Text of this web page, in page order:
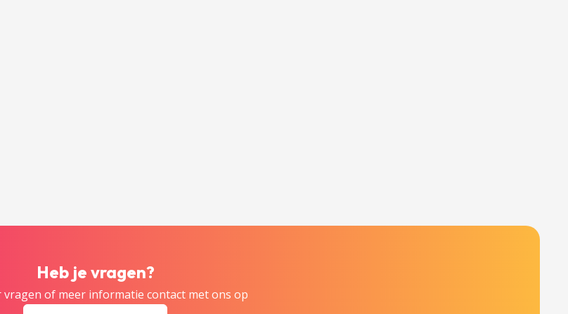
Heb je vragen?
vragen of meer informatie contact met ons op